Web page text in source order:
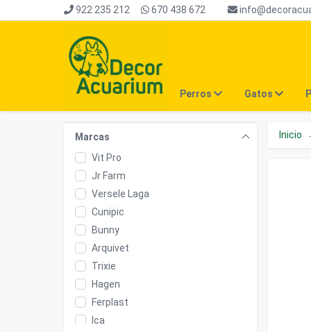
922 235 212 670 438 672
Perros Gatos
Marcas
Vit Pro
Jr Farm
Versele Laga
Cunipic
Bunny
Arquivet
Trixie
Hagen
Ferplast
Ica
Inicio